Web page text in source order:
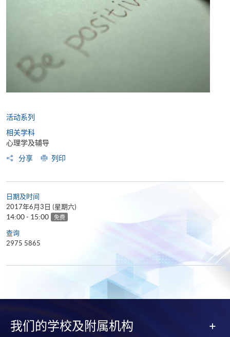
活动系列
相关学科
心理学及辅导
分享
列印
日期及时间
2017年6月3日 (星期六)
14:00 - 15:00 免费
查询
2975 5865
我们的学校及附属机构